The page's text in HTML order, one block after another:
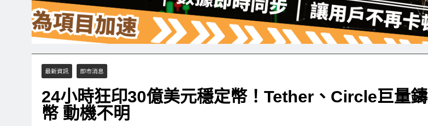
最新資訊 即市消息
24小時狂印30億美元穩定幣！Tether、Circle巨量鑄
幣 動機不明